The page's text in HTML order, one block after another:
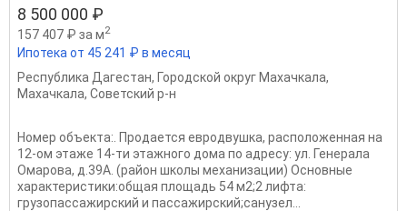
8 500 000 ₽
157 407 ₽ за м2
Ипотека от 45 241 ₽ в месяц
Республика Дагестан, Городской округ Махачкала,
Махачкала, Советский р-н
Номер объекта:. Продается евродвушка, расположенная на
12-ом этаже 14-ти этажного дома по адресу: ул. Генерала
Омарова, д.39А. (район школы механизации) Основные
характеристики:общая площадь 54 м2;2 лифта:
грузопассажирский и пассажирский;санузел...